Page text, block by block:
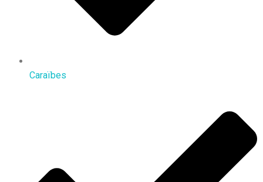
Caraïbes